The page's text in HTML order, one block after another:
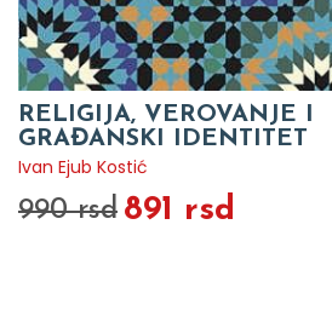
RELIGIJA, VEROVANJE I
GRAĐANSKI IDENTITET
Ivan Ejub Kostić
990 rsd 891 rsd